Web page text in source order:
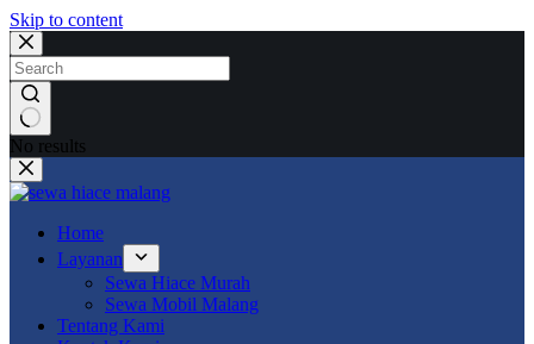
Skip to content
No results
Home
Layanan
Sewa Hiace Murah
Sewa Mobil Malang
Tentang Kami